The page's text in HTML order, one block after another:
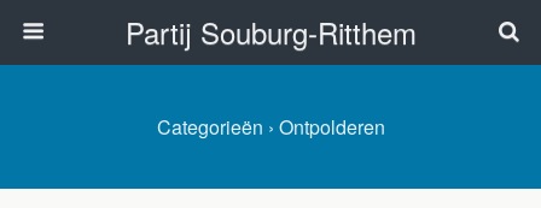
Partij Souburg-Ritthem
Categorieën › Ontpolderen